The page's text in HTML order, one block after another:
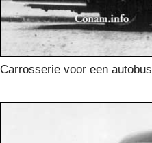
Carrosserie voor een autobus